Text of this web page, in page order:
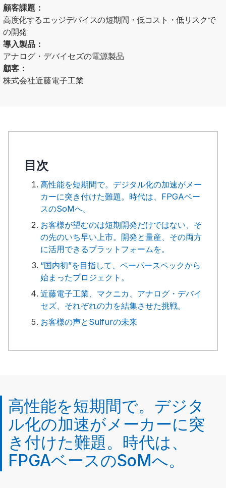
顧客課題：
高度化するエッジデバイスの短期間・低コスト・低リスクで
の開発
導入製品：
アナログ・デバイセズの電源製品
顧客：
株式会社近藤電子工業
目次
高性能を短期間で。デジタル化の加速がメー
カーに突き付けた難題。時代は、FPGAベー
スのSoMへ。
お客様が望むのは短期開発だけではない、そ
の先のいち早い上市。開発と量産、その両方
に活用できるプラットフォームを。
“国内初”を目指して、ペーパースペックから
始まったプロジェクト。
近藤電子工業、マクニカ、アナログ・デバイ
セズ、それぞれの力を結集させた挑戦。
お客様の声とSulfurの未来
高性能を短期間で。デジタ
ル化の加速がメーカーに突
き付けた難題。時代は、
FPGAベースのSoMへ。